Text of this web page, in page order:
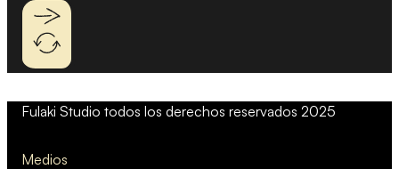
Fulaki Studio todos los derechos reservados 2025
Medios